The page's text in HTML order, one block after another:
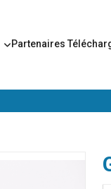
Partenaires